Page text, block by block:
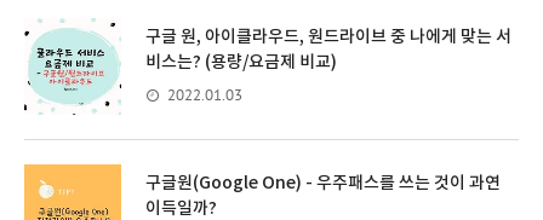
구글 원, 아이클라우드, 원드라이브 중 나에게 맞는 서
비스는? (용량/요금제 비교)
2022.01.03
구글원(Google One) - 우주패스를 쓰는 것이 과연
이득일까?